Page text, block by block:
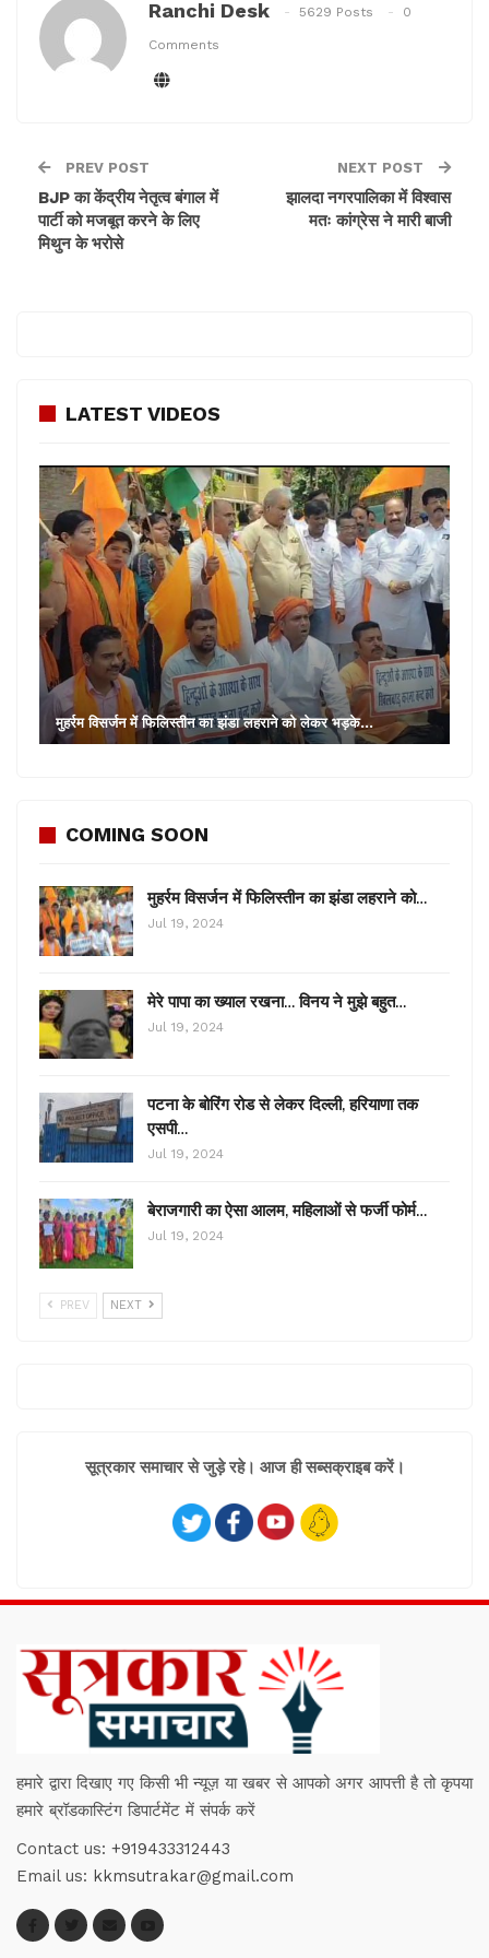
Ranchi Desk 5629 Posts 0
Comments
PREV POST
BJP का केंद्रीय नेतृत्व बंगाल में
पार्टी को मजबूत करने के लिए
मिथुन के भरोसे
NEXT POST
झालदा नगरपालिका में विश्वास
मतः कांग्रेस ने मारी बाजी
LATEST VIDEOS
मुहर्रम विसर्जन में फिलिस्तीन का झंडा लहराने को लेकर भड़के…
COMING SOON
मुहर्रम विसर्जन में फिलिस्तीन का झंडा लहराने को…
Jul 19, 2024
मेरे पापा का ख्याल रखना… विनय ने मुझे बहुत…
Jul 19, 2024
पटना के बोरिंग रोड से लेकर दिल्ली, हरियाणा तक
एसपी…
Jul 19, 2024
बेराजगारी का ऐसा आलम, महिलाओं से फर्जी फोर्म…
Jul 19, 2024
PREV NEXT
सूत्रकार समाचार से जुड़े रहे। आज ही सब्सक्राइब करें।
हमारे द्वारा दिखाए गए किसी भी न्यूज़ या खबर से आपको अगर आपत्ती है तो कृपया
हमारे ब्रॉडकास्टिंग डिपार्टमेंट में संपर्क करें
Contact us: +919433312443
Email us: kkmsutrakar@gmail.com